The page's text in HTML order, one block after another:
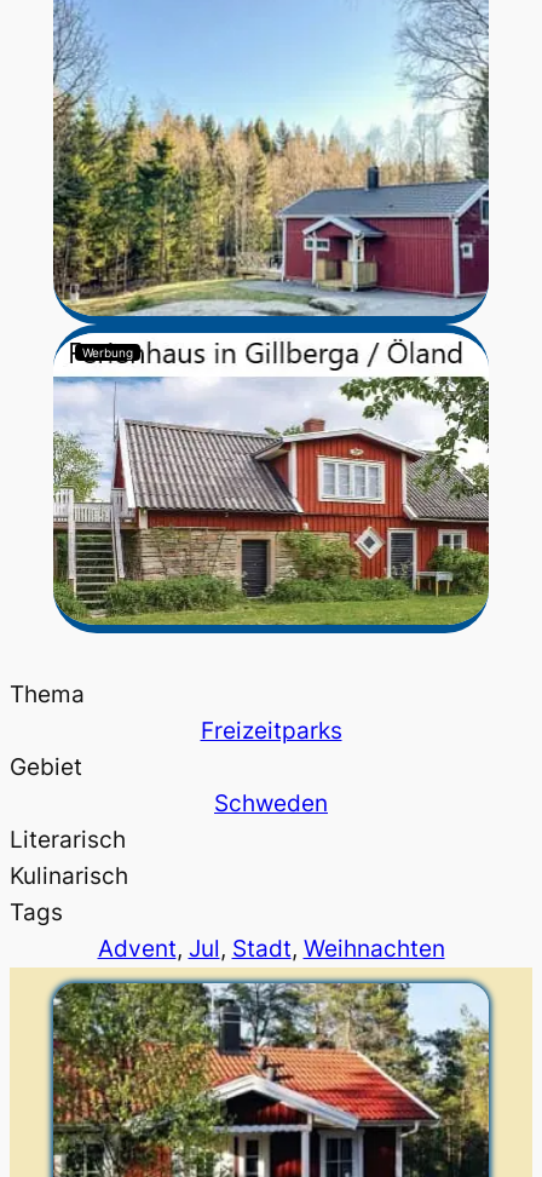
Werbung
Thema
Freizeitparks
Gebiet
Schweden
Literarisch
Kulinarisch
Tags
Advent, Jul, Stadt, Weihnachten